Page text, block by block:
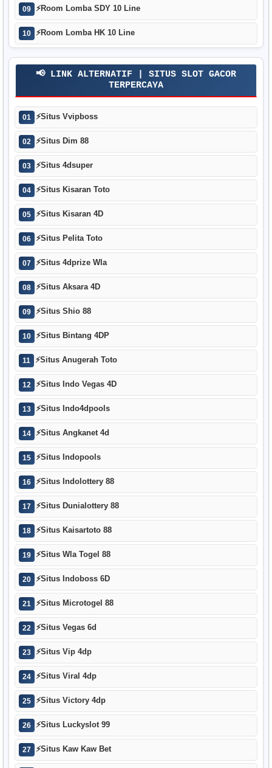
09 ⚡Room Lomba SDY 10 Line
10 ⚡Room Lomba HK 10 Line
📢 LINK ALTERNATIF | SITUS SLOT GACOR
TERPERCAYA
01 ⚡Situs Vvipboss
02 ⚡Situs Dim 88
03 ⚡Situs 4dsuper
04 ⚡Situs Kisaran Toto
05 ⚡Situs Kisaran 4D
06 ⚡Situs Pelita Toto
07 ⚡Situs 4dprize Wla
08 ⚡Situs Aksara 4D
09 ⚡Situs Shio 88
10 ⚡Situs Bintang 4DP
11 ⚡Situs Anugerah Toto
12 ⚡Situs Indo Vegas 4D
13 ⚡Situs Indo4dpools
14 ⚡Situs Angkanet 4d
15 ⚡Situs Indopools
16 ⚡Situs Indolottery 88
17 ⚡Situs Dunialottery 88
18 ⚡Situs Kaisartoto 88
19 ⚡Situs Wla Togel 88
20 ⚡Situs Indoboss 6D
21 ⚡Situs Microtogel 88
22 ⚡Situs Vegas 6d
23 ⚡Situs Vip 4dp
24 ⚡Situs Viral 4dp
25 ⚡Situs Victory 4dp
26 ⚡Situs Luckyslot 99
27 ⚡Situs Kaw Kaw Bet